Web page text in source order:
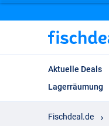
Aktuelle Deals
Lagerräumung
Fischdeal.de